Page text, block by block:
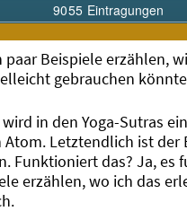
Beispiele erzählen,
gebrauchen
in den Yoga-Sutras
Letztendlich ist
Funktioniert das? Ja,
erzählen, wo ich das